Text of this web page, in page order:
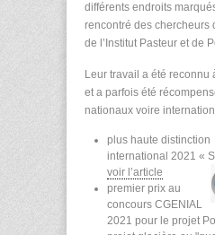
différents endroits
rencontré des chercheurs
de l’Institut Pasteur et de
Leur travail a été reconnu
et a parfois été
nationaux voire
plus haute distinction
international 2021 «
voir l’article
premier prix au
concours CGENIAL
2021 pour le projet